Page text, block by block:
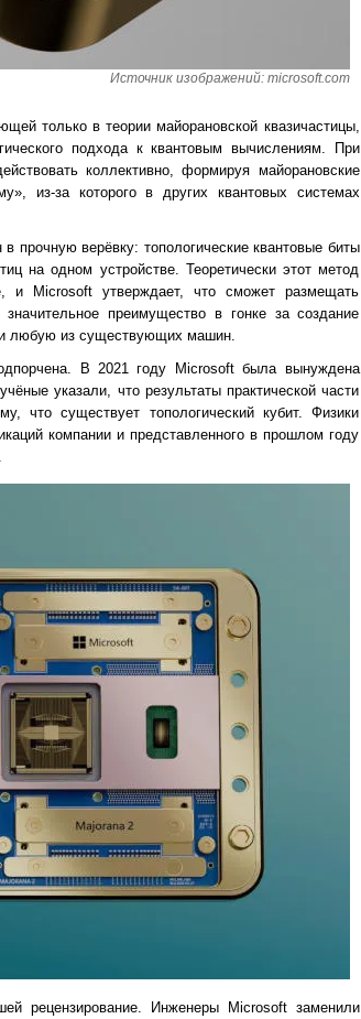
Источник изображений: microsoft.com
только в теории майорановской квазичастицы,
подхода к квантовым вычислениям. При
коллективно, формируя майорановские
из-за которого в других квантовых системах
прочную верёвку: топологические квантовые биты
на одном устройстве. Теоретически этот метод
и Microsoft утверждает, что сможет размещать
преимущество в гонке за создание
любую из существующих машин.
В 2021 году Microsoft была вынуждена
указали, что результаты практической части
что существует топологический кубит. Физики
компании и представленного в прошлом году
рецензирование. Инженеры Microsoft заменили